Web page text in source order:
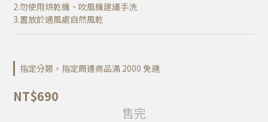
2.勿使用烘乾機、吹風機建議手洗
3.置放於通風處自然風乾
指定分類，指定周邊商品滿 2000 免運
NT$690
售完